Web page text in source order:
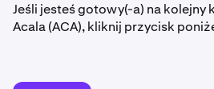
Jeśli jesteś gotowy(-a) na kolejny
Acala (ACA), kliknij przycisk